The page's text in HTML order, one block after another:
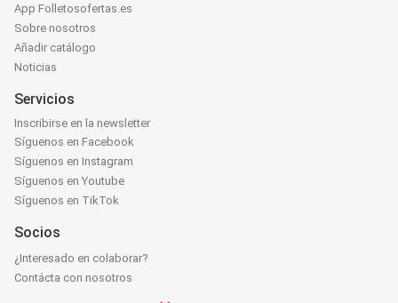
App Folletosofertas.es
Sobre nosotros
Añadir catálogo
Noticias
Servicios
Inscribirse en la newsletter
Síguenos en Facebook
Síguenos en Instagram
Síguenos en Youtube
Síguenos en TikTok
Socios
¿Interesado en colaborar?
Contácta con nosotros